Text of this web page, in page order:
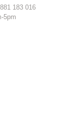
183 016
5pm